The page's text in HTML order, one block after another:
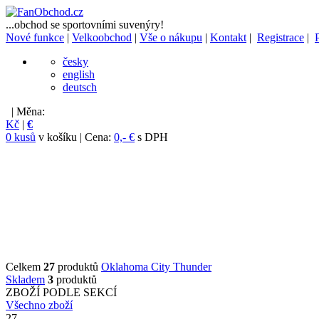
...obchod se sportovními suvenýry!
Nové funkce | Velkoobchod | Vše o nákupu | Kontakt | Registrace |
česky
english
deutsch
| Měna:
Kč | €
0 kusů v košíku | Cena: 0,- € s DPH
Celkem 27 produktů Oklahoma City Thunder
Skladem 3 produktů
ZBOŽÍ PODLE SEKCÍ
Všechno zboží